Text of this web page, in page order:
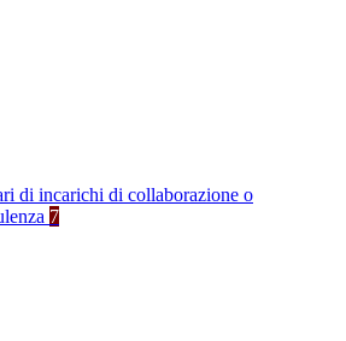
di incarichi di collaborazione o
7